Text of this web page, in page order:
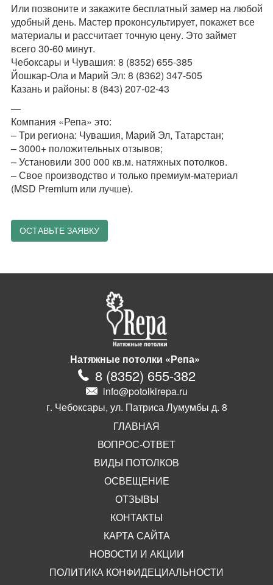
Или позвоните и закажите бесплатный замер на любой
удобный день. Мастер проконсультирует, покажет все
материалы и рассчитает точную цену. Это займет
всего 30-60 минут.
Чебоксары и Чувашия: 8 (8352) 655-385
Йошкар-Ола и Марий Эл: 8 (8362) 347-505
Казань и районы: 8 (843) 207-02-43
—
Компания «Репа» это:
– Три региона: Чувашия, Марий Эл, Татарстан;
– 3000+ положительных отзывов;
– Установили 300 000 кв.м. натяжных потолков.
– Свое производство и только премиум-материал
(MSD Premium или лучше).
ОСТАВЬТЕ ЗАЯВКУ
Натяжные потолки «Репа»
8 (8352) 655-382
info@potolkirepa.ru
г. Чебоксары, ул. Патриса Лумумбы д. 8
ГЛАВНАЯ
ВОПРОС-ОТВЕТ
ВИДЫ ПОТОЛКОВ
ОСВЕЩЕНИЕ
ОТЗЫВЫ
КОНТАКТЫ
КАРТА САЙТА
НОВОСТИ И АКЦИИ
ПОЛИТИКА КОНФИДЕЦИАЛЬНОСТИ